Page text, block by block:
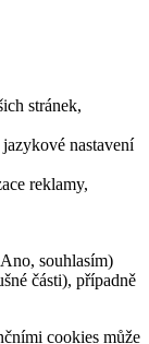
stránek,
nastavení
reklamy,
souhlasím)
části), případně
cookies může